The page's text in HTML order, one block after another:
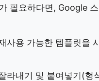
필요하다면, Google
사용 가능한 템플릿을
라내기 및 붙여넣기(형